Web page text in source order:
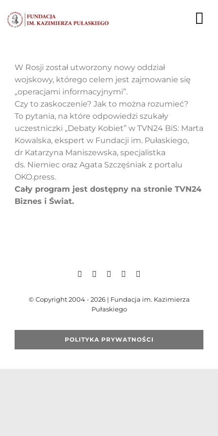
do
zawartości
EKSPERCI
PUBLIKACJE
DZIAŁALNOŚĆ
FUNDACJA
W Rosji został utworzony nowy oddział
wojskowy, którego celem jest zajmowanie się
„operacjami informacyjnymi”.
Czy to zaskoczenie? Jak to można rozumieć?
To pytania, na które odpowiedzi szukały
uczestniczki „Debaty Kobiet” w TVN24 BiS: Marta
Kowalska, ekspert w Fundacji im. Pułaskiego,
dr Katarzyna Maniszewska, specjalistka
ds. Niemiec oraz Agata Szczęśniak z portalu
OKO.press.
Cały program jest dostępny na stronie TVN24
Biznes i Świat.
© Copyright 2004 - 2026 | Fundacja im. Kazimierza
Pułaskiego
POLITYKA PRYWATNOŚCI